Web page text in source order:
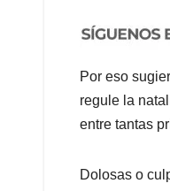
Por eso
regule la
entre tantas
Dolosas o